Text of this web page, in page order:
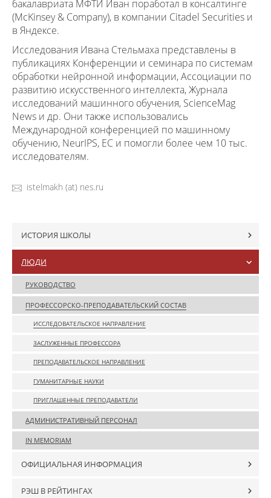
бакалавриата МФТИ Иван поработал в консалтинге
(McKinsey & Company), в компании Citadel Securities и
в Яндексе.
Исследования Ивана Стельмаха представлены в
публикациях Конференции и семинара по системам
обработки нейронной информации, Ассоциации по
развитию искусственного интеллекта, Журнала
исследований машинного обучения, ScienceMag
News и др. Они также использовались
Международной конференцией по машинному
обучению, NeurIPS, EC и помогли более чем 10 тыс.
исследователям.
istelmakh (at) nes.ru
ИСТОРИЯ ШКОЛЫ
ЛЮДИ
РУКОВОДСТВО
ПРОФЕССОРСКО-ПРЕПОДАВАТЕЛЬСКИЙ СОСТАВ
ИССЛЕДОВАТЕЛЬСКОЕ НАПРАВЛЕНИЕ
ЗАСЛУЖЕННЫЕ ПРОФЕССОРА
ПРЕПОДАВАТЕЛЬСКОЕ НАПРАВЛЕНИЕ
ГУМАНИТАРНЫЕ НАУКИ
ПРИГЛАШЕННЫЕ ПРЕПОДАВАТЕЛИ
АДМИНИСТРАТИВНЫЙ ПЕРСОНАЛ
IN MEMORIAM
ОФИЦИАЛЬНАЯ ИНФОРМАЦИЯ
РЭШ В РЕЙТИНГАХ